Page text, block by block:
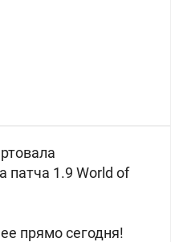
патча 1.9 World of
прямо сегодня!